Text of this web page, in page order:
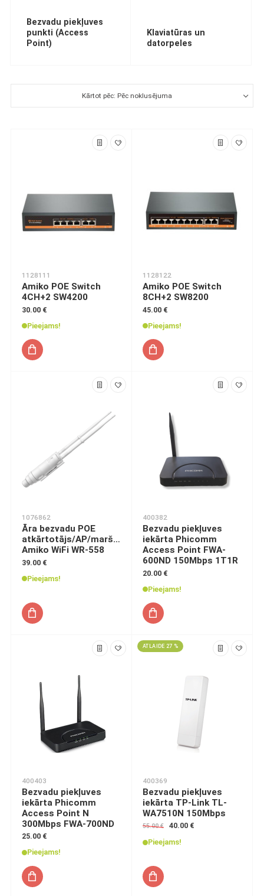
Bezvadu piekļuves
punkti (Access
Point)
Klaviatūras un
datorpeles
Kārtot pēc: Pēc noklusējuma
1128111
Amiko POE Switch
4CH+2 SW4200
30.00 €
Pieejams!
1128122
Amiko POE Switch
8CH+2 SW8200
45.00 €
Pieejams!
1076862
Āra bezvadu POE
atkārtotājs/AP/maršrutētājs
Amiko WiFi WR-558
39.00 €
Pieejams!
400382
Bezvadu piekļuves
iekārta Phicomm
Access Point FWA-
600ND 150Mbps 1T1R
20.00 €
Pieejams!
400403
Bezvadu piekļuves
iekārta Phicomm
Access Point N
300Mbps FWA-700ND
25.00 €
Pieejams!
ATLAIDE 27 %
400369
Bezvadu piekļuves
iekārta TP-Link TL-
WA7510N 150Mbps
55.00 €
40.00 €
Pieejams!